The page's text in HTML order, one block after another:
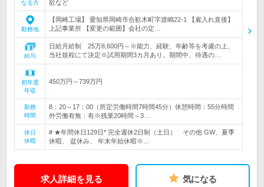
なる方
欲など
勤務地
【岡崎工場】 愛知県岡崎市合歓木町字渡嶋22-1 【雇入れ直後】
上記事業所 【変更の範囲】会社の定…
給与
日給月給制 25万8,600円～※能力、経験、年齢等を考慮の上、
当社規程にて決定※試用期間3カ月あり。期間中、待遇の…
初年度
年収
450万円～739万円
勤務
時間
8：20～17：00（所定労働時間7時間45分）休憩時間：55分時間
外労働有無：有※残業20時間～3…
休日
休暇
# ★年間休日129日* 完全週休2日制（土日） その他 GW、夏季
休暇、 盆休み、 年末年始休暇※…
求人詳細を見る 気になる